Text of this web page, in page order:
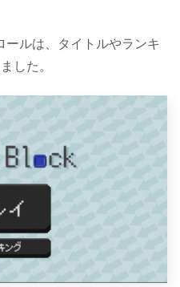
ールは、タイトルやランキ
した。